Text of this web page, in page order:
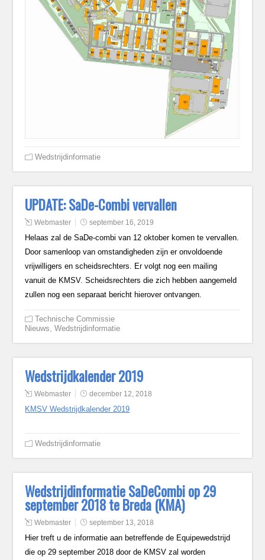
Wedstrijdinformatie
UPDATE: SaDe-Combi vervallen
Webmaster september 16, 2019
Helaas zal de SaDe-combi van 12 oktober komen te vervallen.
Door samenloop van omstandigheden zijn er onvoldoende
vrijwilligers en scheidsrechters. Er volgt nog een mailing
vanuit de KMSV. Scheidsrechters die zich hebben aangemeld
zullen nog een separaat bericht hierover ontvangen.
Technische Commissie
Nieuws,Wedstrijdinformatie
Wedstrijdkalender 2019
Webmaster december 12, 2018
KMSV Wedstrijdkalender 2019
Wedstrijdinformatie
Wedstrijdinformatie SaDeCombi op 29
september 2018 te Breda (KMA)
Webmaster september 13, 2018
Hier treft u de informatie aan betreffende de Equipewedstrijd
die op 29 september 2018 door de KMSV zal worden